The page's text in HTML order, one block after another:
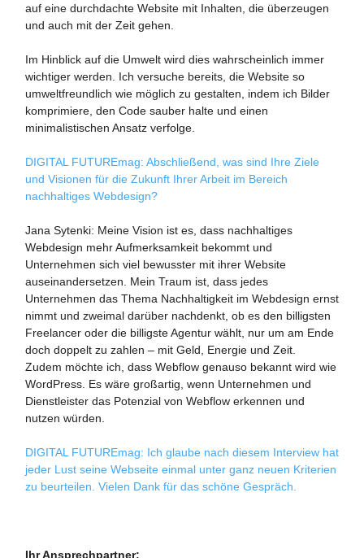
auf eine durchdachte Website mit Inhalten, die überzeugen
und auch mit der Zeit gehen.
Im Hinblick auf die Umwelt wird dies wahrscheinlich immer
wichtiger werden. Ich versuche bereits, die Website so
umweltfreundlich wie möglich zu gestalten, indem ich Bilder
komprimiere, den Code sauber halte und einen
minimalistischen Ansatz verfolge.
DIGITAL FUTUREmag: Abschließend, was sind Ihre Ziele
und Visionen für die Zukunft Ihrer Arbeit im Bereich
nachhaltiges Webdesign?
Jana Sytenki: Meine Vision ist es, dass nachhaltiges
Webdesign mehr Aufmerksamkeit bekommt und
Unternehmen sich viel bewusster mit ihrer Website
auseinandersetzen. Mein Traum ist, dass jedes
Unternehmen das Thema Nachhaltigkeit im Webdesign ernst
nimmt und zweimal darüber nachdenkt, ob es den billigsten
Freelancer oder die billigste Agentur wählt, nur um am Ende
doch doppelt zu zahlen – mit Geld, Energie und Zeit.
Zudem möchte ich, dass Webflow genauso bekannt wird wie
WordPress. Es wäre großartig, wenn Unternehmen und
Dienstleister das Potenzial von Webflow erkennen und
nutzen würden.
DIGITAL FUTUREmag: Ich glaube nach diesem Interview hat
jeder Lust seine Webseite einmal unter ganz neuen Kriterien
zu beurteilen. Vielen Dank für das schöne Gespräch.
Ihr Ansprechpartner: